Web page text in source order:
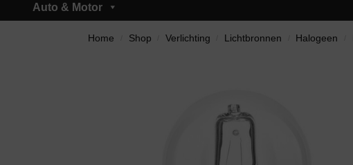
Auto & Motor
Home Shop Verlichting Lichtbronnen Halogeen